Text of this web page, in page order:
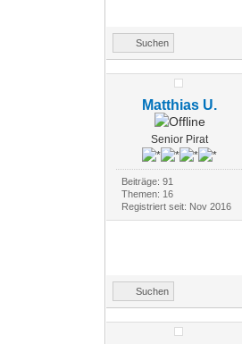
Suchen
Matthias U.
Senior Pirat
Beiträge: 91
Themen: 16
Registriert seit: Nov 2016
Suchen